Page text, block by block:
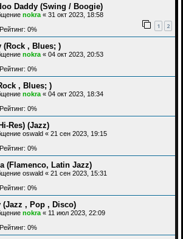
Daddy (Swing / Boogie)
nokra « 31 окт 2023, 18:58
1 2
Рейтинг: 0%
(Rock , Blues; )
nokra « 04 окт 2023, 20:53
Рейтинг: 0%
, Blues; )
nokra « 04 окт 2023, 18:34
Рейтинг: 0%
Res) (Jazz)
oswald « 21 сен 2023, 19:15
Рейтинг: 0%
(Flamenco, Latin Jazz)
oswald « 21 сен 2023, 15:31
Рейтинг: 0%
(Jazz , Pop , Disco)
nokra « 11 июл 2023, 22:09
Рейтинг: 0%